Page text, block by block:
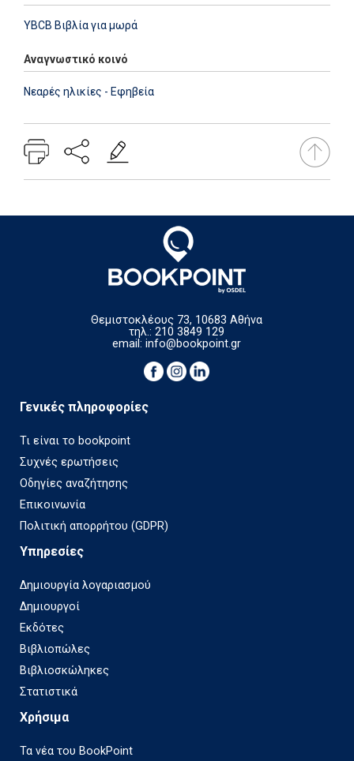
YBCB Βιβλία για μωρά
Αναγνωστικό κοινό
Νεαρές ηλικίες - Εφηβεία
Θεμιστοκλέους 73, 10683 Αθήνα
τηλ.: 210 3849 129
email:info@bookpoint.gr
Γενικές πληροφορίες
Τι είναι το bookpoint
Συχνές ερωτήσεις
Οδηγίες αναζήτησης
Επικοινωνία
Πολιτική απορρήτου (GDPR)
Υπηρεσίες
Δημιουργία λογαριασμού
Δημιουργοί
Εκδότες
Βιβλιοπώλες
Βιβλιοσκώληκες
Στατιστικά
Χρήσιμα
Τα νέα του BookPoint